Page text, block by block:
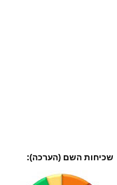
שכיחות השם (הערכה):